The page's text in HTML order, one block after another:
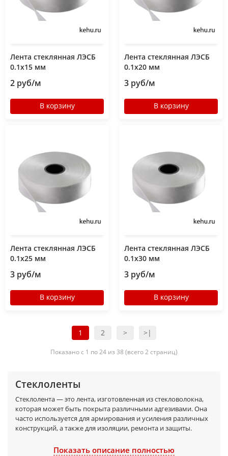
Лента стеклянная ЛЭСБ
0.1х15 мм
2 руб/м
В корзину
Лента стеклянная ЛЭСБ
0.1х20 мм
3 руб/м
В корзину
Лента стеклянная ЛЭСБ
0.1х25 мм
3 руб/м
В корзину
Лента стеклянная ЛЭСБ
0.1х30 мм
3 руб/м
В корзину
1 2 > >|
Показано с 1 по 24 из 38 (всего 2 страниц)
Стеклоленты
Стеклолента — это лента, изготовленная из стекловолокна,
которая может быть покрыта различными адгезивами. Она
часто используется для армирования и усиления различных
конструкций, а также для изоляции, ремонта и защиты.
Показать описание полностью